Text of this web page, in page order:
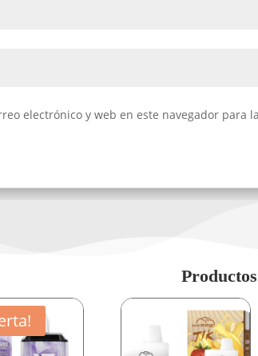
electrónico y web en este navegador para